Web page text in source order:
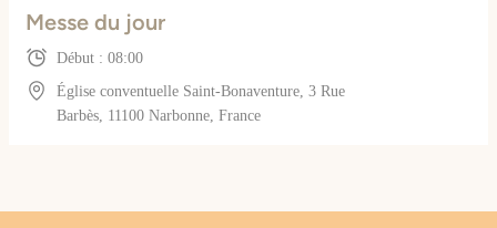
Messe du jour
Début : 08:00
Église conventuelle Saint-Bonaventure, 3 Rue
Barbès, 11100 Narbonne, France